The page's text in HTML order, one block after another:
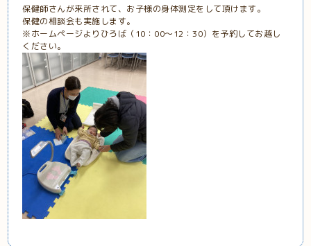
保健師さんが来所されて、お子様の身体測定をして頂けます。
保健の相談会も実施します。
※ホームページよりひろば（10：00～12：30）を予約してお越し
ください。